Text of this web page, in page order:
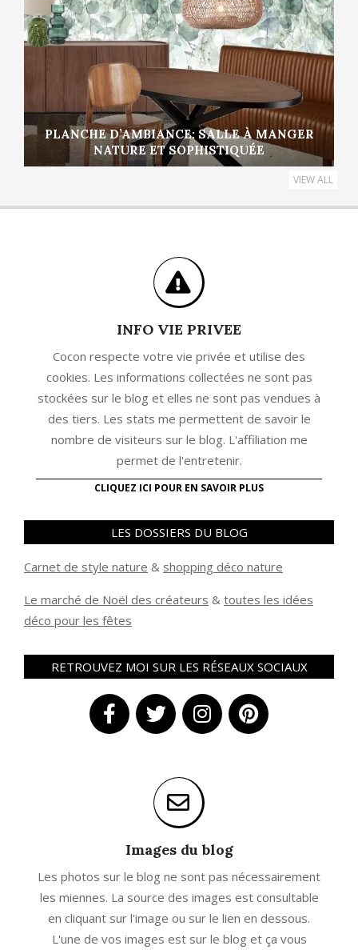
PLANCHE D’AMBIANCE: SALLE À MANGER
NATURE ET SOPHISTIQUÉE
VIEW ALL
INFO VIE PRIVEE
Cocon respecte votre vie privée et utilise des
cookies. Les informations collectées ne sont pas
stockées sur le blog et elles ne sont pas vendues à
des tiers. Les stats me permettent de savoir le
nombre de visiteurs sur le blog. L'affiliation me
permet de l'entretenir.
CLIQUEZ ICI POUR EN SAVOIR PLUS
LES DOSSIERS DU BLOG
Carnet de style nature & shopping déco nature
Le marché de Noël des créateurs & toutes les idées
déco pour les fêtes
RETROUVEZ MOI SUR LES RÉSEAUX SOCIAUX
Images du blog
Les photos sur le blog ne sont pas nécessairement
les miennes. La source des images est consultable
en cliquant sur l'image ou sur le lien en dessous.
L'une de vos images est sur le blog et ça vous